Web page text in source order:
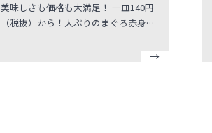
美味しさも価格も大満足！ 一皿140円
（税抜）から！大ぶりのまぐろ赤身
な職人が握るデカネタ寿司や月替わり